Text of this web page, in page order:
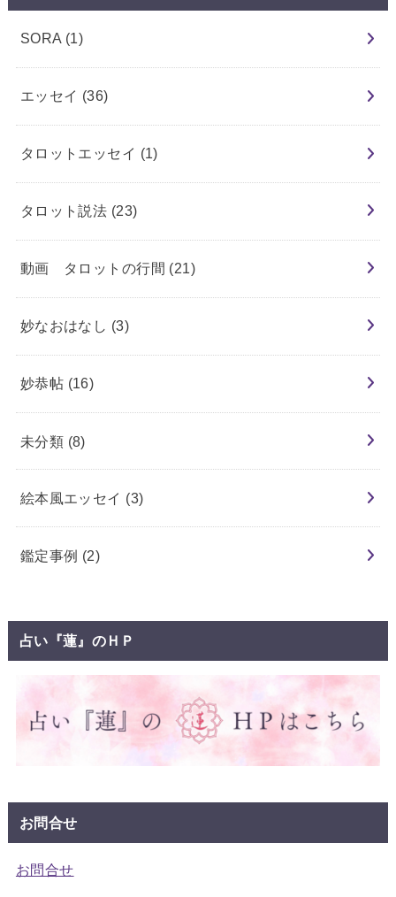
SORA (1)
エッセイ (36)
タロットエッセイ (1)
タロット説法 (23)
動画 タロットの行間 (21)
妙なおはなし (3)
妙恭帖 (16)
未分類 (8)
絵本風エッセイ (3)
鑑定事例 (2)
占い『蓮』のＨＰ
お問合せ
お問合せ